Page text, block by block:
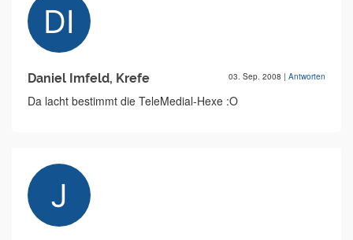
Daniel Imfeld, Krefe 03. Sep. 2008 | Antworten
Da lacht bestimmt die TeleMedial-Hexe :O